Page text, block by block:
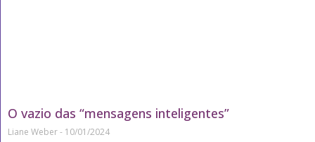
O vazio das “mensagens inteligentes”
Liane Weber 10/01/2024